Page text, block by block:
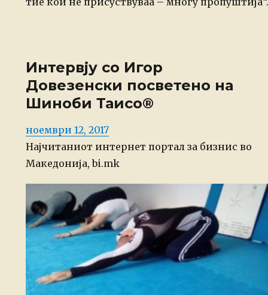
Интервју со Игор
Довезенски посветено на
Шиноби Таисо®
Posted
on
ноември 12, 2017
Најчитаниот интернет портал за бизнис во
Македонија, bi.mk